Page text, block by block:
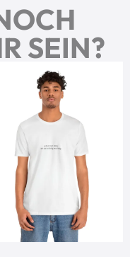
SEIN?